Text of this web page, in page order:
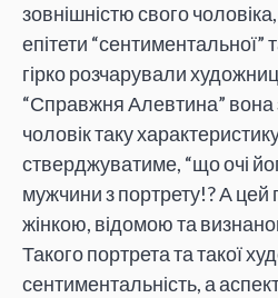
зовнішністю свого
епітети “сентиментальної”
гірко розчарували
“Справжня Алевтина” вона
чоловік таку
стверджуватиме, “що очі
мужчини з портрету!? А цей
жінкою, відомою та
Такого портрета та такої
сентиментальність, а